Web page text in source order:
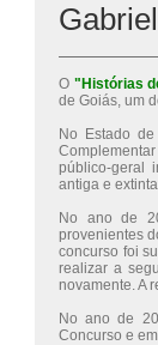
O "Histórias
de Goiás, um
No Estado
público-geral
antiga e
No ano de
provenientes
concurso foi
realizar a
novamente. A
No ano de
Concurso e